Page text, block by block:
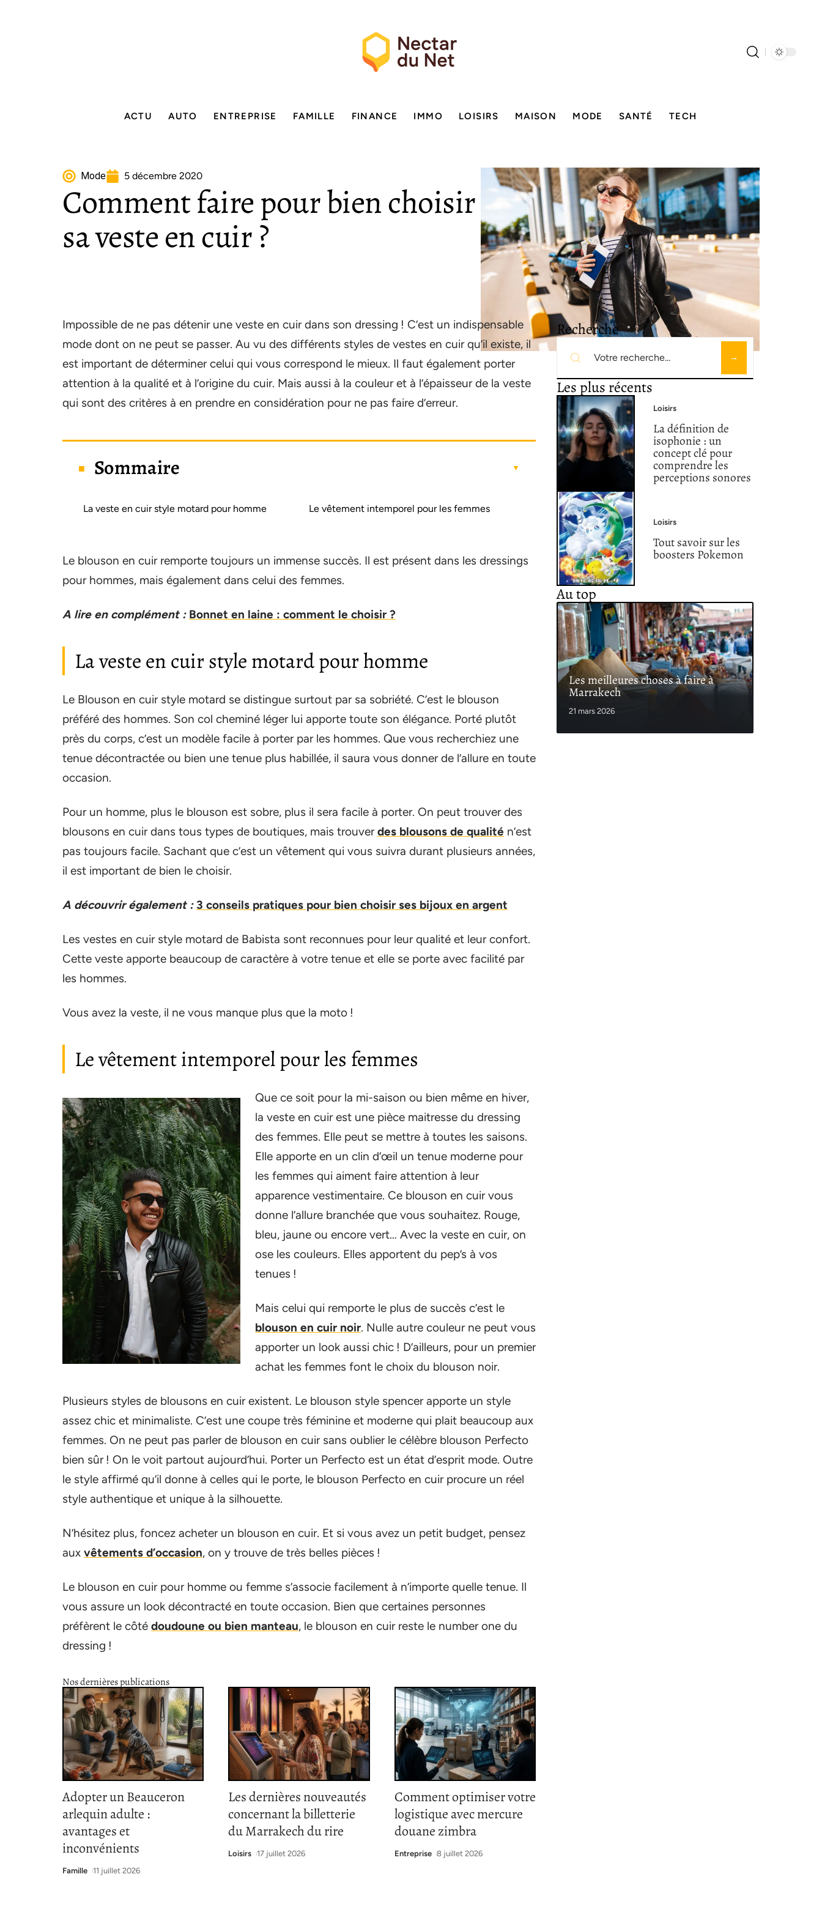
ACTU AUTO ENTREPRISE FAMILLE FINANCE IMMO LOISIRS MAISON MODE SANTÉ TECH
Mode 5 décembre 2020
Comment faire pour bien choisir
sa veste en cuir ?
Impossible de ne pas détenir une veste en cuir dans son dressing ! C’est un indispensable
mode dont on ne peut se passer. Au vu des différents styles de vestes en cuir qu’il existe, il
est important de déterminer celui qui vous correspond le mieux. Il faut également porter
attention à la qualité et à l’origine du cuir. Mais aussi à la couleur et à l’épaisseur de la veste
qui sont des critères à en prendre en considération pour ne pas faire d’erreur.
Sommaire
La veste en cuir style motard pour homme Le vêtement intemporel pour les femmes
Le blouson en cuir remporte toujours un immense succès. Il est présent dans les dressings
pour hommes, mais également dans celui des femmes.
A lire en complément : Bonnet en laine : comment le choisir ?
La veste en cuir style motard pour homme
Le Blouson en cuir style motard se distingue surtout par sa sobriété. C’est le blouson
préféré des hommes. Son col cheminé léger lui apporte toute son élégance. Porté plutôt
près du corps, c’est un modèle facile à porter par les hommes. Que vous recherchiez une
tenue décontractée ou bien une tenue plus habillée, il saura vous donner de l’allure en toute
occasion.
Pour un homme, plus le blouson est sobre, plus il sera facile à porter. On peut trouver des
blousons en cuir dans tous types de boutiques, mais trouverdes blousons de qualité n’est
pas toujours facile. Sachant que c’est un vêtement qui vous suivra durant plusieurs années,
il est important de bien le choisir.
A découvrir également : 3 conseils pratiques pour bien choisir ses bijoux en argent
Les vestes en cuir style motard de Babista sont reconnues pour leur qualité et leur confort.
Cette veste apporte beaucoup de caractère à votre tenue et elle se porte avec facilité par
les hommes.
Vous avez la veste, il ne vous manque plus que la moto !
Le vêtement intemporel pour les femmes
Que ce soit pour la mi-saison ou bien même en hiver,
la veste en cuir est une pièce maitresse du dressing
des femmes. Elle peut se mettre à toutes les saisons.
Elle apporte en un clin d’œil un tenue moderne pour
les femmes qui aiment faire attention à leur
apparence vestimentaire. Ce blouson en cuir vous
donne l’allure branchée que vous souhaitez. Rouge,
bleu, jaune ou encore vert… Avec la veste en cuir, on
ose les couleurs. Elles apportent du pep’s à vos
tenues !
Mais celui qui remporte le plus de succès c’est le
blouson en cuir noir. Nulle autre couleur ne peut vous
apporter un look aussi chic ! D’ailleurs, pour un premier
achat les femmes font le choix du blouson noir.
Plusieurs styles de blousons en cuir existent. Le blouson style spencer apporte un style
assez chic et minimaliste. C’est une coupe très féminine et moderne qui plait beaucoup aux
femmes. On ne peut pas parler de blouson en cuir sans oublier le célèbre blouson Perfecto
bien sûr ! On le voit partout aujourd’hui. Porter un Perfecto est un état d’esprit mode. Outre
le style affirmé qu’il donne à celles qui le porte, le blouson Perfecto en cuir procure un réel
style authentique et unique à la silhouette.
N’hésitez plus, foncez acheter un blouson en cuir. Et si vous avez un petit budget, pensez
aux vêtements d’occasion, on y trouve de très belles pièces !
Le blouson en cuir pour homme ou femme s’associe facilement à n’importe quelle tenue. Il
vous assure un look décontracté en toute occasion. Bien que certaines personnes
préfèrent le côté doudoune ou bien manteau, le blouson en cuir reste le number one du
dressing !
Nos dernières publications
Adopter un Beauceron
arlequin adulte :
avantages et
inconvénients
Famille 11 juillet 2026
Les dernières nouveautés
concernant la billetterie
du Marrakech du rire
Loisirs 17 juillet 2026
Comment optimiser votre
logistique avec mercure
douane zimbra
Entreprise 8 juillet 2026
Recherche
Les plus récents
Loisirs
La définition de
isophonie : un
concept clé pour
comprendre les
perceptions sonores
Loisirs
Tout savoir sur les
boosters Pokemon
Au top
Les meilleures choses à faire à
Marrakech
21 mars 2026